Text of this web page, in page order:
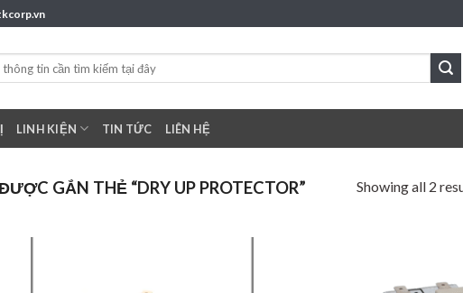
LINH KIỆN TIN TỨC LIÊN HỆ
GẮN THẺ “DRY UP PROTECTOR” Showing all 2